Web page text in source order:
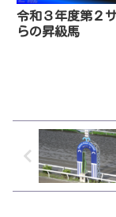
令和３年度第２
らの昇級馬